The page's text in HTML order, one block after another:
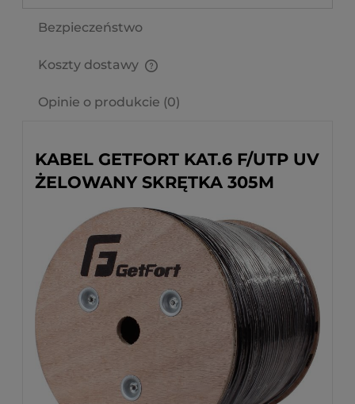
Bezpieczeństwo
Koszty dostawy
Opinie o produkcie (0)
KABEL GETFORT KAT.6 F/UTP UV
ŻELOWANY SKRĘTKA 305M